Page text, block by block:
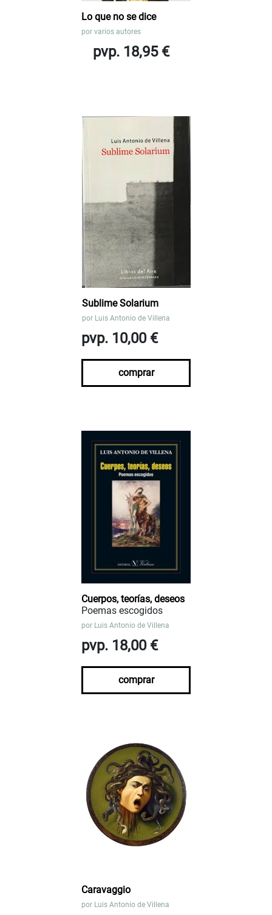
Lo que no se dice
por varios autores
pvp. 18,95 €
Sublime Solarium
por Luis Antonio de Villena
pvp. 10,00 €
comprar
Cuerpos, teorías, deseos
Poemas escogidos
por Luis Antonio de Villena
pvp. 18,00 €
comprar
Caravaggio
por Luis Antonio de Villena